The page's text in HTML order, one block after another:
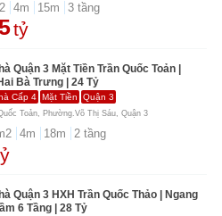
4m 15m 3 tầng
tỷ
Quận 3 Mặt Tiền Trần Quốc Toản |
Bà Trưng | 24 Tỷ
Cấp 4 Mặt Tiền Quận 3
Toản, Phường.Võ Thị Sáu, Quận 3
4m 18m 2 tầng
Quận 3 HXH Trần Quốc Thảo | Ngang
6 Tầng | 28 Tỷ